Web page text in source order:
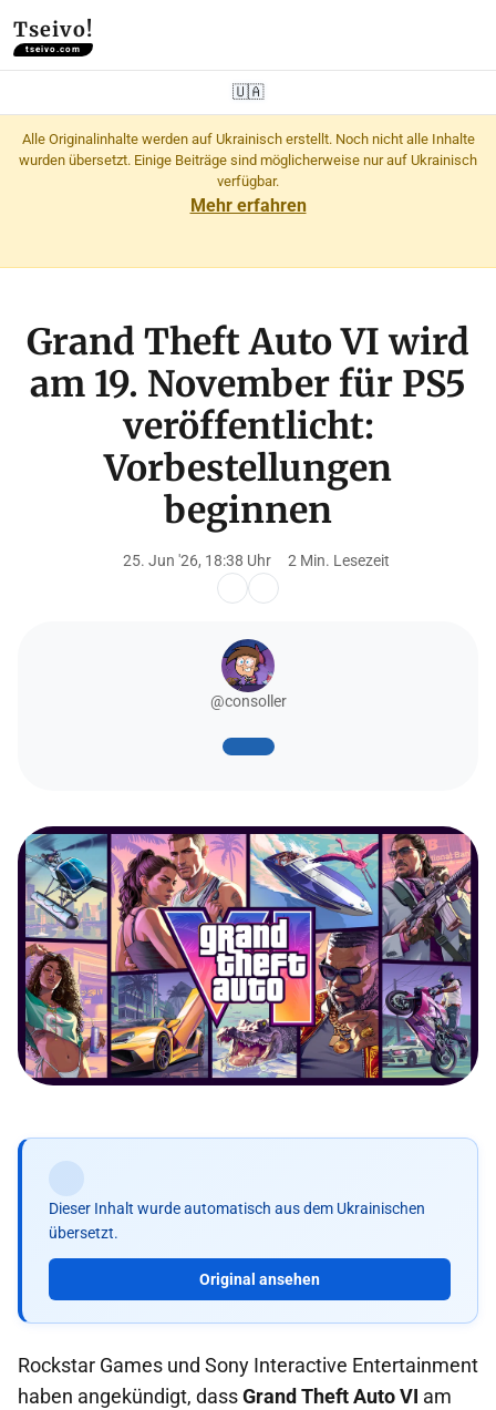
Tseivo!
tseivo.com
🇺🇦
Alle Originalinhalte werden auf Ukrainisch erstellt. Noch nicht alle Inhalte
wurden übersetzt. Einige Beiträge sind möglicherweise nur auf Ukrainisch
verfügbar.
Mehr erfahren
Grand Theft Auto VI wird
am 19. November für PS5
veröffentlicht:
Vorbestellungen
beginnen
25. Jun '26, 18:38 Uhr 2 Min. Lesezeit
@consoller
Dieser Inhalt wurde automatisch aus dem Ukrainischen
übersetzt.
Original ansehen
Rockstar Games und Sony Interactive Entertainment
haben angekündigt, dassGrand Theft Auto VI am